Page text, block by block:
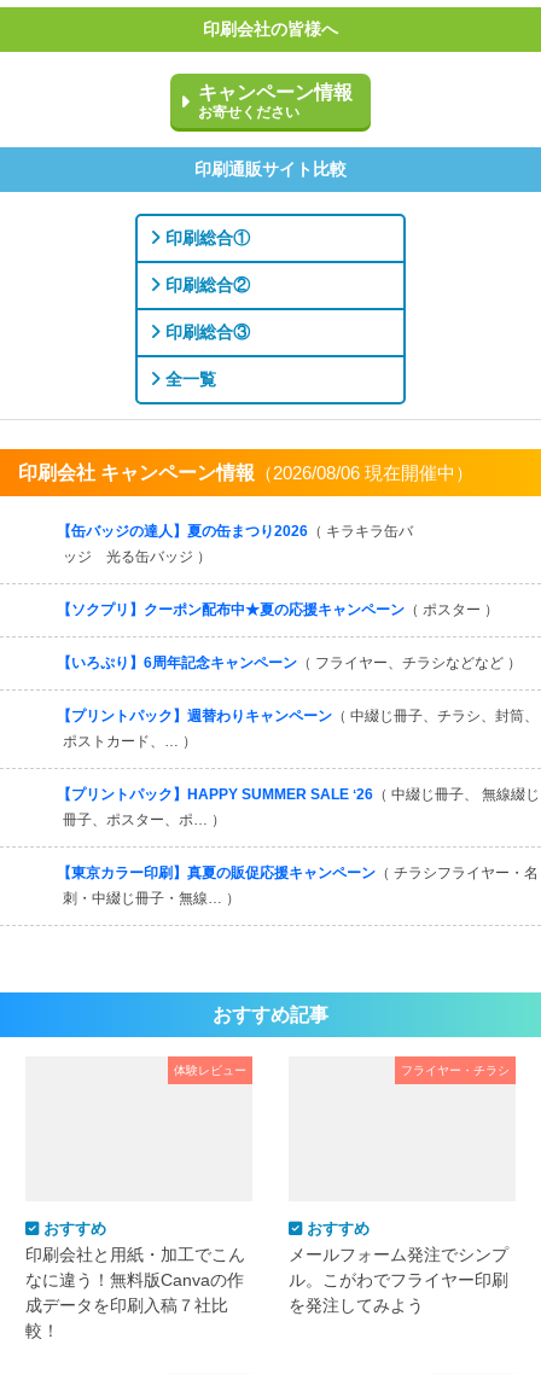
印刷会社の皆様へ
キャンペーン情報
お寄せください
印刷通販サイト比較
印刷総合①
印刷総合②
印刷総合③
全一覧
印刷会社 キャンペーン情報 （2026/08/06 現在開催中）
【缶バッジの達人】夏の缶まつり2026 （ キラキラ缶バ
ッジ 光る缶バッジ ）
【ソクプリ】クーポン配布中★夏の応援キャンペーン （ ポスター ）
【いろぷり】6周年記念キャンペーン （ フライヤー、チラシなどなど ）
【プリントパック】週替わりキャンペーン （ 中綴じ冊子、チラシ、封筒、
ポストカード、… ）
【プリントパック】HAPPY SUMMER SALE ʻ26 （ 中綴じ冊子、 無線綴じ
冊子、ポスター、ポ… ）
【東京カラー印刷】真夏の販促応援キャンペーン （ チラシフライヤー・名
刺・中綴じ冊子・無線… ）
おすすめ記事
体験レビュー
おすすめ
印刷会社と用紙・加工でこん
なに違う！無料版Canvaの作
成データを印刷入稿７社比
較！
フライヤー・チラシ
おすすめ
メールフォーム発注でシンプ
ル。こがわでフライヤー印刷
を発注してみよう